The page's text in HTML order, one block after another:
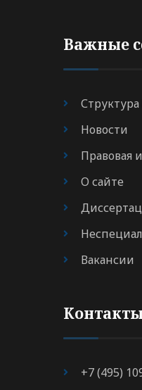
Важные
Новости
Правовая
О сайте
Вакансии
Контакты
+7 (495)